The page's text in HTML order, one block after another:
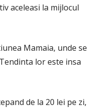
aceleasi la mijlocul
Mamaia, unde se
lor este insa
de la 20 lei pe zi,